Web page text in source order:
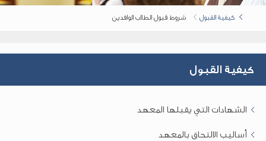
كيفية القبول شروط قبول الطلاب الوافدين
كيفية القبول
الشهادات التي يقبلها المعهد
أساليب الالتحاق بالمعهد